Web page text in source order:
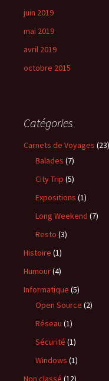
juin 2019
mai 2019
avril 2019
octobre 2015
Catégories
Carnets de Voyages (23)
Balades (7)
City Trip (5)
Expositions (1)
Long Weekend (7)
Resto (3)
Histoire (1)
Humour(4)
Informatique (5)
Open Source (2)
Réseau (1)
Sécurité (1)
Windows (1)
Non classé (12)